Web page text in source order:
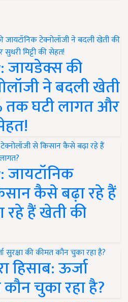
जायडेक्स की
ने बदली खेती
तक घटी लागत और
जायटॉनिक
कैसे बढ़ा रहे हैं
रहे हैं खेती की
हिसाब: ऊर्जा
चुका रहा है?